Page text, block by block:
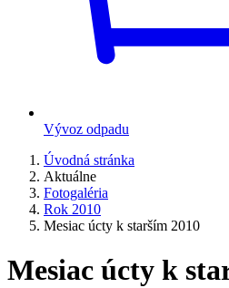
Vývoz odpadu
Úvodná stránka
Aktuálne
Fotogaléria
Rok 2010
Mesiac úcty k starším 2010
Mesiac úcty k